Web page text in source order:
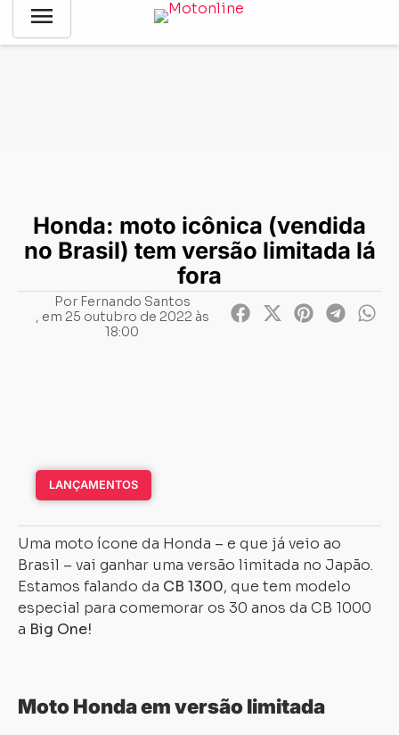
menu
Notícias Lançamentos-Honda: moto icônica (vendida no
Honda: moto icônica (vendida
no Brasil) tem versão limitada lá
fora
PorFernando Santos
, em 25 outubro de 2022 às
18:00
LANÇAMENTOS
Uma moto ícone da Honda – e que já veio ao
Brasil – vai ganhar uma versão limitada no Japão.
Estamos falando da CB 1300, que tem modelo
especial para comemorar os 30 anos da CB 1000
a Big One!
Moto Honda em versão limitada